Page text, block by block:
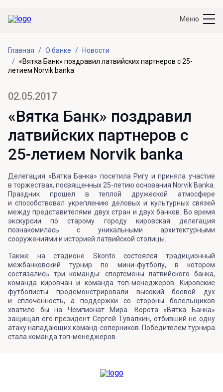
Меню
Главная О банке
Новости
«Вятка Банк» поздравил латвийских партнеров с 25-
летием Norvik banka
02.05.2017
«Вятка Банк» поздравил
латвийских партнеров с
25-летием Norvik banka
Делегация «Вятка Банка» посетила Ригу и приняла участие
в торжествах, посвященных 25-летию основания Norvik Banka.
Праздник прошел в теплой дружеской атмосфере
и способствовал укреплению деловых и культурных связей
между представителями двух стран и двух банков. Во время
экскурсии по старому городу кировская делегация
познакомилась с уникальными архитектурными
сооружениями и историей латвийской столицы.
Также на стадионе Skonto состоялся традиционный
межбанковский турнир по мини-футболу, в котором
состязались три команды: спортсмены латвийского банка,
команда кировчан и команда топ-менеджеров. Кировские
футболисты продемонстрировали высокий боевой дух
и сплоченность, а поддержки со стороны болельщиков
хватило бы на Чемпионат Мира. Ворота «Вятка Банка»
защищал его президент Сергей Тувалкин, отбивший не одну
атаку нападающих команд-соперников. Победителем турнира
стала команда топ-менеджеров.